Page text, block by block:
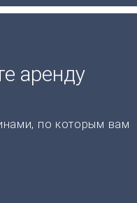
аренду
по которым вам